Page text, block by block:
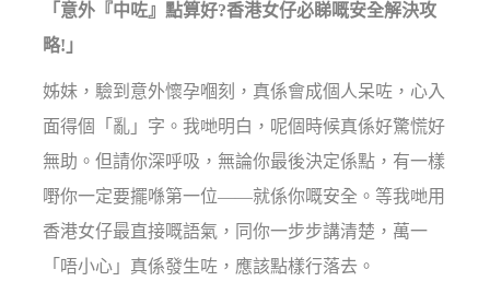
「意外『中咗』點算好?香港女仔必睇嘅安全解決攻
略!」
姊妹，驗到意外懷孕嗰刻，真係會成個人呆咗，心入
面得個「亂」字。我哋明白，呢個時候真係好驚慌好
無助。但請你深呼吸，無論你最後決定係點，有一樣
嘢你一定要擺喺第一位——就係你嘅安全。等我哋用
香港女仔最直接嘅語氣，同你一步步講清楚，萬一
「唔小心」真係發生咗，應該點樣行落去。